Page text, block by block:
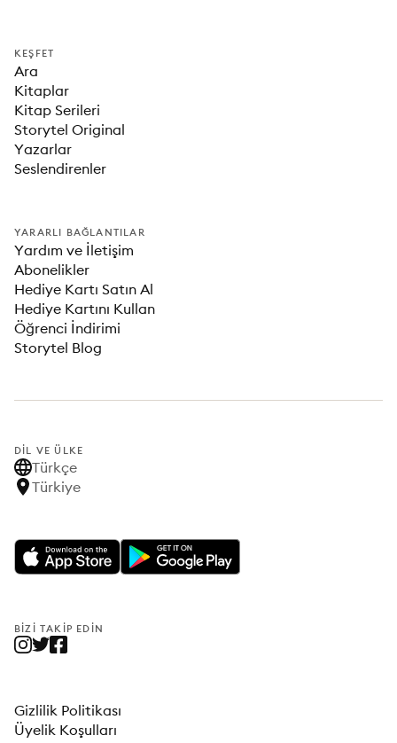
KEŞFET
Ara
Kitaplar
Kitap Serileri
Storytel Original
Yazarlar
Seslendirenler
YARARLI BAĞLANTILAR
Yardım ve İletişim
Abonelikler
Hediye Kartı Satın Al
Hediye Kartını Kullan
Öğrenci İndirimi
Storytel Blog
DIL VE ÜLKE
Türkçe
Türkiye
BIZI TAKIP EDIN
Gizlilik Politikası
Üyelik Koşulları